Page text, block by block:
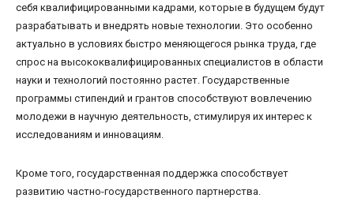
себя квалифицированными кадрами, которые в будущем будут
разрабатывать и внедрять новые технологии. Это особенно
актуально в условиях быстро меняющегося рынка труда, где
спрос на высококвалифицированных специалистов в области
науки и технологий постоянно растет. Государственные
программы стипендий и грантов способствуют вовлечению
молодежи в научную деятельность, стимулируя их интерес к
исследованиям и инновациям.
Кроме того, государственная поддержка способствует
развитию частно-государственного партнерства.